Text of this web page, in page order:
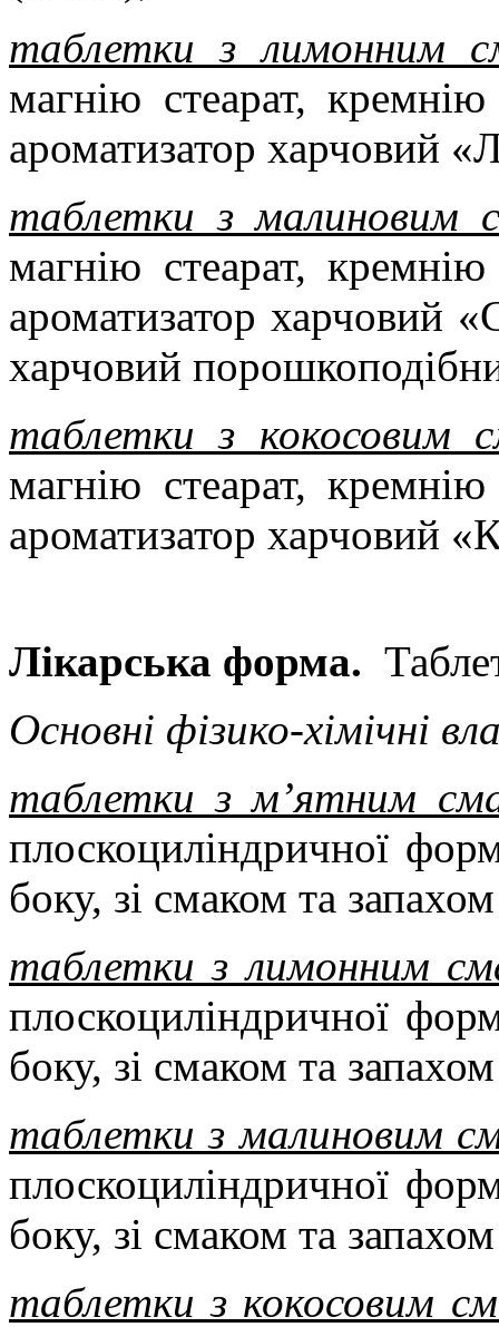
таблетки з лимонним
магнію стеарат,
ароматизатор харчовий
таблетки з малиновим
магнію стеарат,
ароматизатор харчовий
харчовий
таблетки з кокосовим
магнію стеарат,
ароматизатор харчовий
Лікарська форма.
Основні фізико-хімічні
таблетки з м’ятним
плоскоциліндричної
боку, зі смаком та
таблетки з лимонним
плоскоциліндричної
боку, зі смаком та
таблетки з малиновим
плоскоциліндричної
боку, зі смаком та
таблетки з кокосовим